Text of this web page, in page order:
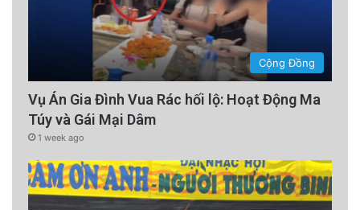
Cộng Đồng
Vụ Án Gia Đình Vua Rác hối lộ: Hoạt Động Ma
Túy và Gái Mại Dâm
1 week ago